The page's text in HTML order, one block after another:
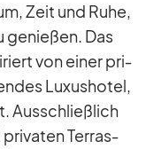
Zeit und Ruhe,
ge­nie­ßen. Das
von ei­ner pri­
Lu­xus­ho­tel,
Aus­schließ­lich
pri­va­ten Ter­ras­